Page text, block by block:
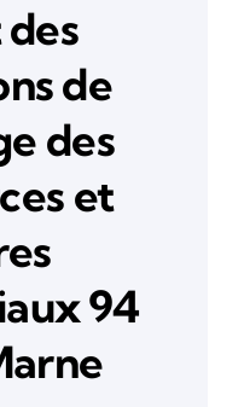
Paris 75
77 Seine et Marne
78 Yvelines
91 Essonne
de
des
et
94